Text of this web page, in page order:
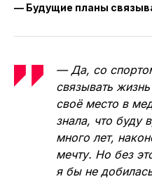
— Будущие планы
— Да, со
связывать
своё место в
знала, что буду
много лет,
мечту. Но без
я бы не